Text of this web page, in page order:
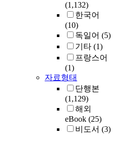
(1,132)
한국어
(10)
독일어 (5)
기타 (1)
프랑스어
(1)
자료형태
단행본
(1,129)
해외
eBook (25)
비도서 (3)